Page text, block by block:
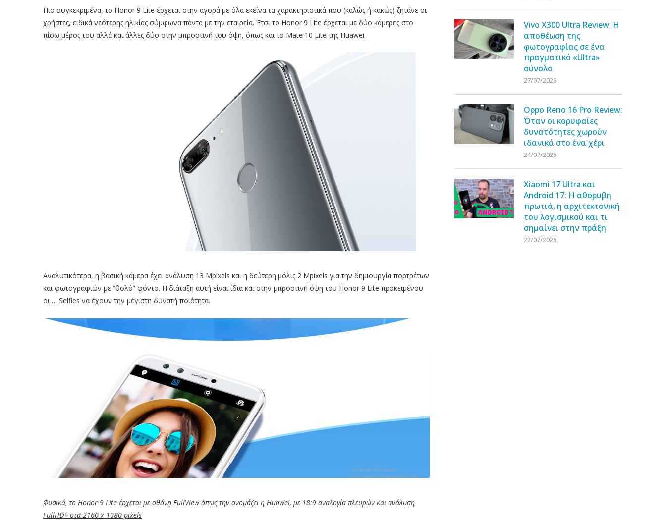
Πιο συγκεκριμένα, το Honor 9 Lite έρχεται στην αγορά με όλα εκείνα τα χαρακτηριστικά που (καλώς ή κακώς) ζητάνε οι
χρήστες, ειδικά νεότερης ηλικίας σύμφωνα πάντα με την εταιρεία. Έτσι το Honor 9 Lite έρχεται με δύο κάμερες στο
πίσω μέρος του αλλά και άλλες δύο στην μπροστινή του όψη, όπως και το Mate 10 Lite της Huawei.
Αναλυτικότερα, η βασική κάμερα έχει ανάλυση 13 Mpixels και η δεύτερη μόλις 2 Mpixels για την δημιουργία πορτρέτων
και φωτογραφιών με “θολό” φόντο. Η διάταξη αυτή είναι ίδια και στην μπροστινή όψη του Honor 9 Lite προκειμένου
οι … Selfies να έχουν την μέγιστη δυνατή ποιότητα.
Φυσικά, το Honor 9 Lite έρχεται με οθόνη FullView όπως την ονομάζει η Huawei, με 18:9 αναλογία πλευρών και ανάλυση
FullHD+ στα 2160 x 1080 pixels
Vivo X300 Ultra Review: Η
αποθέωση της
φωτογραφίας σε ένα
πραγματικό «Ultra»
σύνολο
27/07/2026
Oppo Reno 16 Pro Review:
Όταν οι κορυφαίες
δυνατότητες χωρούν
ιδανικά στο ένα χέρι
24/07/2026
Xiaomi 17 Ultra και
Android 17: Η αθόρυβη
πρωτιά, η αρχιτεκτονική
του λογισμικού και τι
σημαίνει στην πράξη
22/07/2026